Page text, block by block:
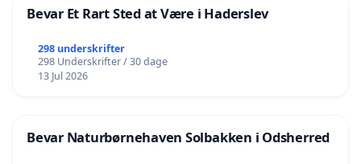
Bevar Et Rart Sted at Være i Haderslev
298 underskrifter
298 Underskrifter / 30 dage
13 Jul 2026
Bevar Naturbørnehaven Solbakken i Odsherred